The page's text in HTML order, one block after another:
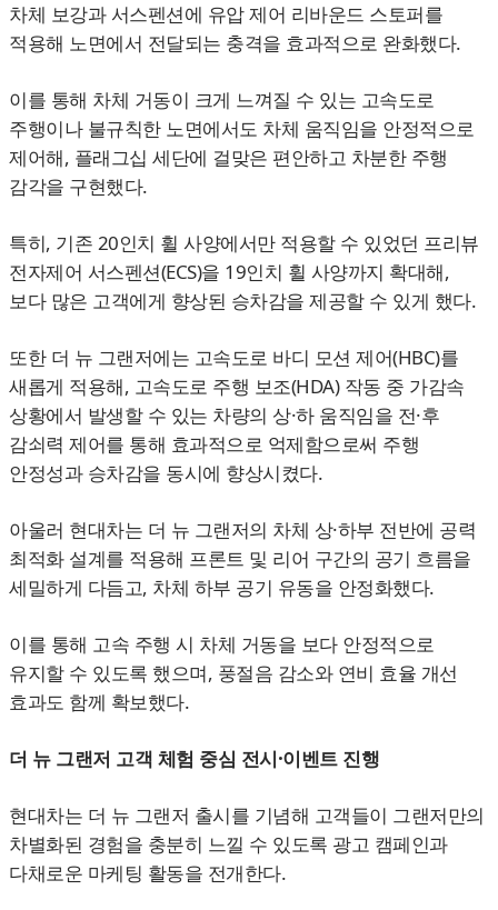
차체 보강과 서스펜션에 유압 제어 리바운드 스토퍼를
적용해 노면에서 전달되는 충격을 효과적으로 완화했다.
이를 통해 차체 거동이 크게 느껴질 수 있는 고속도로
주행이나 불규칙한 노면에서도 차체 움직임을 안정적으로
제어해, 플래그십 세단에 걸맞은 편안하고 차분한 주행
감각을 구현했다.
특히, 기존 20인치 휠 사양에서만 적용할 수 있었던 프리뷰
전자제어 서스펜션(ECS)을 19인치 휠 사양까지 확대해,
보다 많은 고객에게 향상된 승차감을 제공할 수 있게 했다.
또한 더 뉴 그랜저에는 고속도로 바디 모션 제어(HBC)를
새롭게 적용해, 고속도로 주행 보조(HDA) 작동 중 가감속
상황에서 발생할 수 있는 차량의 상·하 움직임을 전·후
감쇠력 제어를 통해 효과적으로 억제함으로써 주행
안정성과 승차감을 동시에 향상시켰다.
아울러 현대차는 더 뉴 그랜저의 차체 상·하부 전반에 공력
최적화 설계를 적용해 프론트 및 리어 구간의 공기 흐름을
세밀하게 다듬고, 차체 하부 공기 유동을 안정화했다.
이를 통해 고속 주행 시 차체 거동을 보다 안정적으로
유지할 수 있도록 했으며, 풍절음 감소와 연비 효율 개선
효과도 함께 확보했다.
더 뉴 그랜저 고객 체험 중심 전시·이벤트 진행
현대차는 더 뉴 그랜저 출시를 기념해 고객들이 그랜저만의
차별화된 경험을 충분히 느낄 수 있도록 광고 캠페인과
다채로운 마케팅 활동을 전개한다.